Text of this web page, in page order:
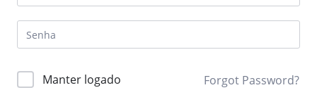
Manter logado Forgot Password?